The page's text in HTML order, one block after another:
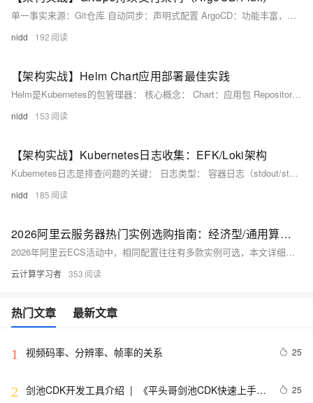
单一事实来源：Git仓库 自动同步：声明式配置 ArgoCD：功能丰富，有UI Flux：轻量，CLI友好
nidd 192
【架构实战】Helm Chart应用部署最佳实践
Helm是Kubernetes的包管理器： 核心概念： Chart：应用包 Repository：Chart仓库 Release：部署实例
nidd 153
【架构实战】Kubernetes日志收集：EFK/Loki架构
Kubernetes日志是排查问题的关键： 日志类型： 容器日志（stdout/stderr） 宿主机日志 应用日志 K8s组件日志
nidd 185
2026阿里云服务器热门实例选购指南：经济型/通用算力型/计算型/通用型/内存型对比与选择参考
2026年阿里云ECS活动中，相同配置往往有多款实例可选，本文详细解析了经济型e、通用算力型u1/u2i/u2a、第九代计算型c9i/通用型g9i/内存型r9i等主流规格。经济型e实例（99元/年起）为共享型，适合个人博客、轻量Web应用等入门场景；通用算力型系列（u1实例199元/年起）属企业级独享实例，适配中小型数据库、OA系统等通用业务；第九代实例基于CIPU架构，算力最高提升25%，专为高性能计算、大数据、AI训练等专业场景设计。选购时应按需匹配：轻量需求选经济型e，企业通用业务选u1/u2i，高性能场景选c9i/g9i/r9i，并善用活动优惠与权益券实现成本最优。
云计算学习者 353
热门文章 最新文章
1 视频码率、分辨率、帧率的关系 25
2 剑池CDK开发工具介绍  |  《平头哥剑池CDK快速上手指
25